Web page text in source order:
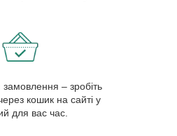
– зробіть
кошик на сайті у
для вас час.